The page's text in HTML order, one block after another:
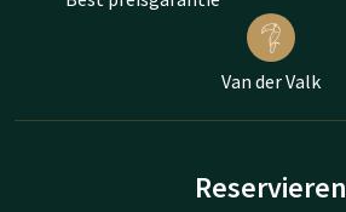
Van der Valk
Reservieren